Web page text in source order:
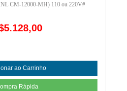
CM-12000-MH) 110 ou 220V#